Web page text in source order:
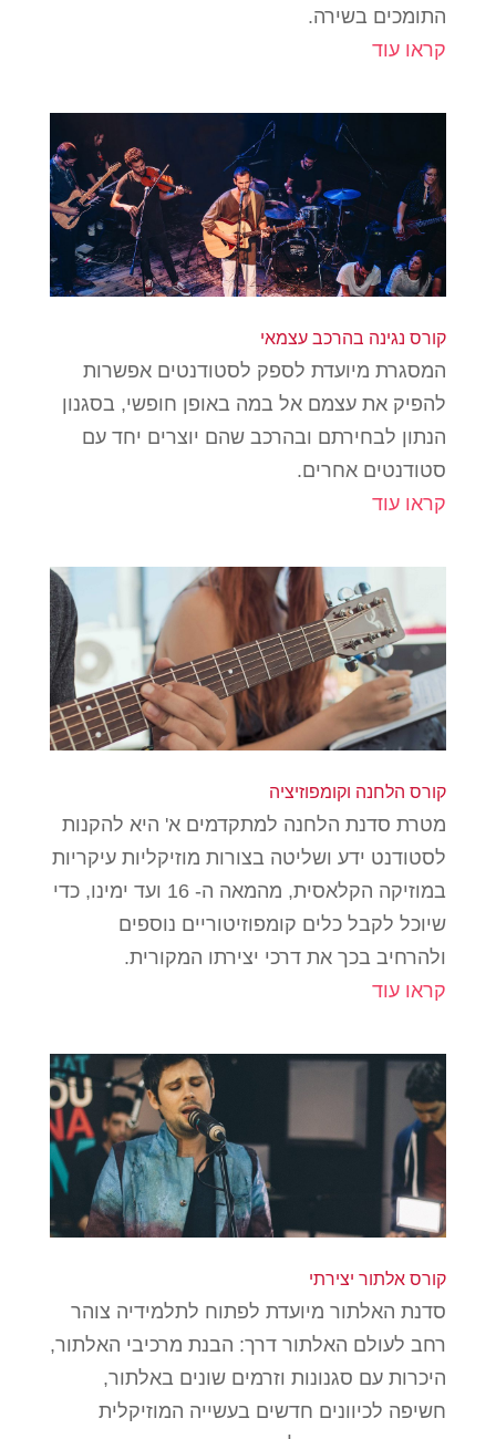
התומכים בשירה.
קראו עוד
קורס נגינה בהרכב עצמאי
המסגרת מיועדת לספק לסטודנטים אפשרות
להפיק את עצמם אל במה באופן חופשי, בסגנון
הנתון לבחירתם ובהרכב שהם יוצרים יחד עם
סטודנטים אחרים.
קראו עוד
קורס הלחנה וקומפוזיציה
מטרת סדנת הלחנה למתקדמים א' היא להקנות
לסטודנט ידע ושליטה בצורות מוזיקליות עיקריות
במוזיקה הקלאסית, מהמאה ה- 16 ועד ימינו, כדי
שיוכל לקבל כלים קומפוזיטוריים נוספים
ולהרחיב בכך את דרכי יצירתו המקורית.
קראו עוד
קורס אלתור יצירתי
סדנת האלתור מיועדת לפתוח לתלמידיה צוהר
רחב לעולם האלתור דרך: הבנת מרכיבי האלתור,
היכרות עם סגנונות וזרמים שונים באלתור,
חשיפה לכיוונים חדשים בעשייה המוזיקלית